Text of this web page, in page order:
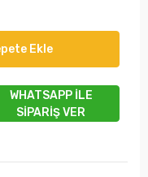
Ekle
WHATSAPP İLE
SİPARİŞ VER